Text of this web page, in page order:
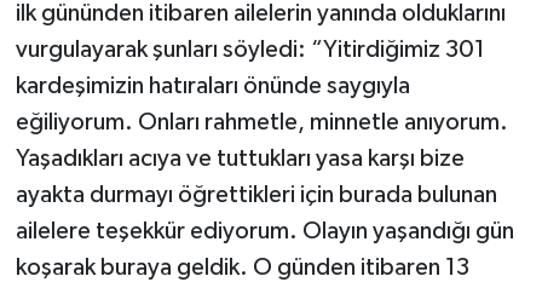
ilk gününden itibaren ailelerin yanında olduklarını
vurgulayarak şunları söyledi: “Yitirdiğimiz 301
kardeşimizin hatıraları önünde saygıyla
eğiliyorum. Onları rahmetle, minnetle anıyorum.
Yaşadıkları acıya ve tuttukları yasa karşı bize
ayakta durmayı öğrettikleri için burada bulunan
ailelere teşekkür ediyorum. Olayın yaşandığı gün
koşarak buraya geldik. O günden itibaren 13